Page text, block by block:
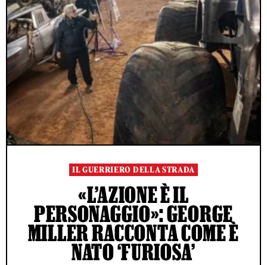
IL GUERRIERO DELLA STRADA
«L’AZIONE È IL
PERSONAGGIO»: GEORGE
MILLER RACCONTA COME È
NATO ‘FURIOSA’